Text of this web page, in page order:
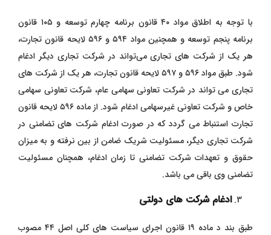
با توجه به اطلاق مواد ۴۰ قانون برنامه چهارم توسعه و ۱۰۵ قانون
برنامه پنجم توسعه و همچنین مواد ۵۹۴ و ۵۹۶ لایحه قانون تجارت،
هر یک از شرکت ‌های تجاری می‌تواند در شرکت تجاری دیگر ادغام
شود. طبق مواد ۵۹۶ و ۵۹۷ لایحه قانون تجارت، هر یک از شرکت‌ های
تجاری می ‌تواند در شرکت تعاونی سهامی عام، شرکت تعاونی سهامی
خاص و شرکت تعاونی غیرسهامی ادغام شود. از ماده ۵۹۶ لایحه قانون
تجارت استنباط می‌ گردد که در صورت ادغام شرکت‌ های تضامنی در
شرکت تجاری دیگر، مسئولیت شریک ضامن از بین نرفته و به میزان
حقوق و تعهدات شرکت تضامنی تا زمان ادغام، همچنان مسئولیت
تضامنی وی باقی می ‌باشد.
ادغام شرکت‌ های دولتی
طبق بند د ماده ۱۹ قانون اجرای سیاست ‌های کلی اصل ۴۴ مصوب